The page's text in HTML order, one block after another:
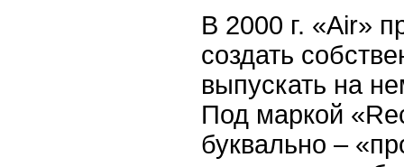
В 2000 г. «Air»
создать
выпускать на
Под маркой «
буквально –